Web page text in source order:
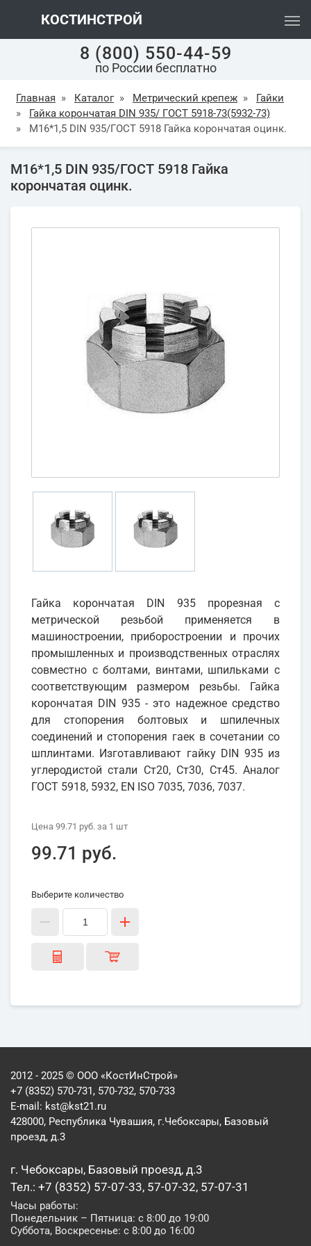
КОСТИНСТРОЙ
8 (800) 550-44-59
по России бесплатно
Главная » Каталог » Метрический крепеж »
Гайки
»
Гайка корончатая DIN 935/ ГОСТ 5918-73(5932-73)
»
М16*1,5 DIN 935/ГОСТ 5918 Гайка корончатая оцинк.
М16*1,5 DIN 935/ГОСТ 5918 Гайка
корончатая оцинк.
Гайка корончатая DIN 935 прорезная с
метрической резьбой применяется в
машиностроении, приборостроении и прочих
промышленных и производственных отраслях
совместно с болтами, винтами, шпильками с
соответствующим размером резьбы. Гайка
корончатая DIN 935 - это надежное средство
для стопорения болтовых и шпилечных
соединений и стопорения гаек в сочетании со
шплинтами. Изготавливают гайку DIN 935 из
углеродистой стали Ст20, Ст30, Ст45. Аналог
ГОСТ 5918, 5932, EN ISO 7035, 7036, 7037.
Цена 99.71 руб. за 1 шт
99.71 руб.
Выберите количество
2012 - 2025 © ООО «КостИнСтрой»
+7 (8352) 570-731, 570-732, 570-733
E-mail: kst@kst21.ru
428000, Республика Чувашия, г.Чебоксары, Базовый
проезд, д.3
г. Чебоксары, Базовый проезд, д.3
Тел.: +7 (8352) 57-07-33, 57-07-32, 57-07-31
Часы работы:
Понедельник – Пятница: с 8:00 до 19:00
Суббота, Воскресенье: с 8:00 до 16:00